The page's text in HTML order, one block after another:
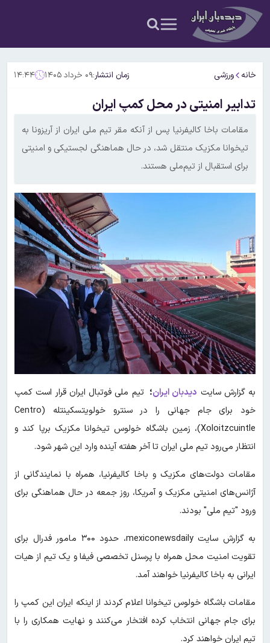
خانه ورزشی زمان انتشار:۰۹ خرداد ۱۴۰۵ ۱۴:۴۴
تدابیر امنیتی در محل کمپ ایران
مقامات باخا کالیفرنیا پس از آنکه مقر تیم ملی ایران از آریزونا به
تیخوانا مکزیک منتقل شد، در حال هماهنگی لجستیکی و امنیتی
برای استقبال از تیم‌ملی هستند.
به گزارش سایت دیدبان ایران؛ تیم ملی فوتبال ایران قرار است کمپ
خود برای جام جهانی را در سنترو خولویتسکینتله (Centro
Xoloitzcuintle)، زمین باشگاه خولوس تیخوانا مکزیک برپا کند و
انتظار می‌رود تیم ملی ایران تا آخر هفته آینده وارد این شهر شود.
مقامات دولت‌های مکزیک و باخا کالیفرنیا، همراه با نمایندگانی از
آژانس‌های امنیتی مکزیک و آمریکا، روز جمعه در حال هماهنگی برای
ورود "تیم ملی" بودند.
به گزارش سایت mexiconewsdaily، حدود ۳۰۰ مامور فدرال برای
تقویت امنیت محل همراه با پرسنل تخصصی فیفا و یک تیم از هیات
ایرانی به باخا کالیفرنیا خواهند آمد.
مقامات باشگاه خولوس تیخوانا اعلام کردند از اینکه ایران این کمپ را
برای جام جهانی انتخاب کرده افتخار می‌کنند و نهایت همکاری را با
تیم ایران خواهند کرد.